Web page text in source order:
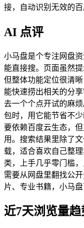
接，自动识别无效的
AI 点评
小马盘是个专注网盘
能直接搜。页面虽然提
但整体功能定位很清
能快速捞出相关的分
去一个个点开试的麻
包时，用它能节省不
要依赖百度云生态，
用。搜索结果里除了
载，适合喜欢自己整
类，上手几乎零门槛
需要从网盘里翻找公
片、专业书籍，小马
近7天浏览量趋